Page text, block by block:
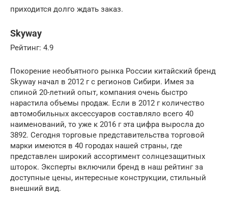
приходится долго ждать заказ.
Skyway
Рейтинг: 4.9
Покорение необъятного рынка России китайский бренд
Skyway начал в 2012 г с регионов Сибири. Имея за
спиной 20-летний опыт, компания очень быстро
нарастила объемы продаж. Если в 2012 г количество
автомобильных аксессуаров составляло всего 40
наименований, то уже к 2016 г эта цифра выросла до
3892. Сегодня торговые представительства торговой
марки имеются в 40 городах нашей страны, где
представлен широкий ассортимент солнцезащитных
шторок. Эксперты включили бренд в наш рейтинг за
доступные цены, интересные конструкции, стильный
внешний вид.